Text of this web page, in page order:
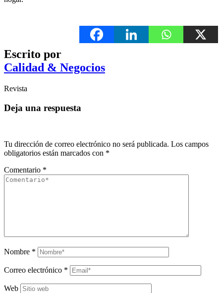
Escrito por
Calidad & Negocios
Revista
Deja una respuesta
Tu dirección de correo electrónico no será publicada. Los campos
obligatorios están marcados con *
Comentario *
Nombre *
Correo electrónico *
Web